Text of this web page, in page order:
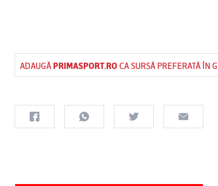
ADAUGĂ PRIMASPORT.ROCA SURSĂ PREFERATĂ ÎN